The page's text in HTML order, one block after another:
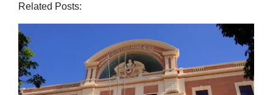
Related Posts: